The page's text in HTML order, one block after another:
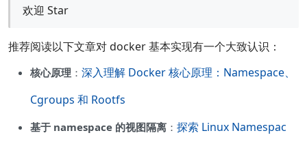
欢迎 Star
推荐阅读以下文章对 docker 基本实现有一个大致认识：
核心原理 ： 深入理解 Docker 核心原理：Namespace、
Cgroups 和 Rootfs
基于 namespace 的视图隔离 ： 探索 Linux Namespac